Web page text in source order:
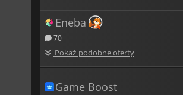
Eneba
70
Pokaż podobne oferty
Game Boost